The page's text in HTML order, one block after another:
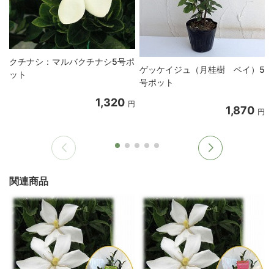
クチナシ：マルバクチナシ5号ポ
ット
1,320 円
ゲッケイジュ（月桂樹 ベイ）5
号ポット
1,870 円
関連商品